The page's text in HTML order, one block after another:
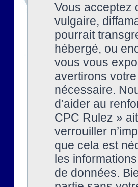
Vous acceptez
vulgaire,
pourrait
hébergé, ou
vous vous
avertirons
nécessaire.
d’aider au
CPC Rulez »
verrouiller
que cela est
les
de données.